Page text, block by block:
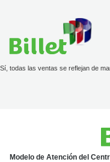
Ayuda
Sí, todas las ventas se reflejan de
Modelo de Atención del